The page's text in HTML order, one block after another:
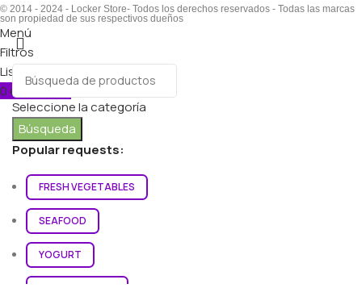
© 2014 - 2024 - Locker Store- Todos los derechos reservados - Todas las marcas
son propiedad de sus respectivos dueños
Seleccione la categoría
Búsqueda
Popular requests:
FRESH VEGETABLES
SEAFOOD
YOGURT
Menú
Filtros
Lista de deseos
0 elementosCarro